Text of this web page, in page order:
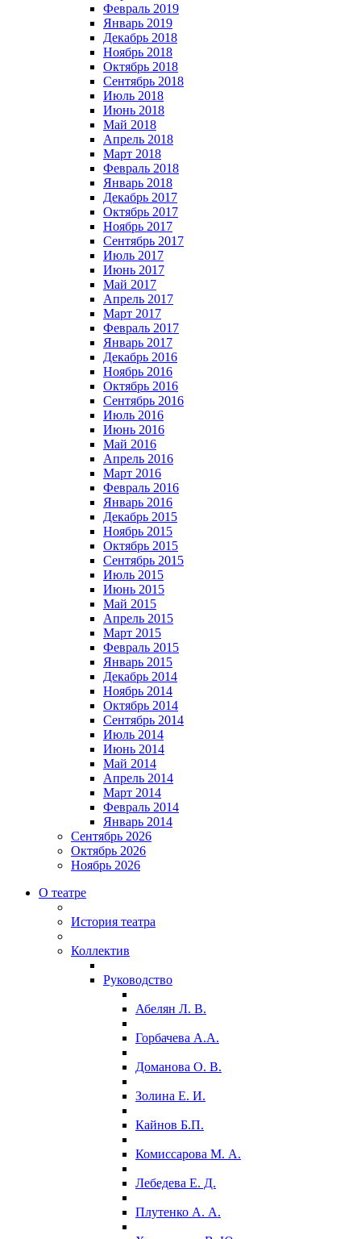
Февраль 2019
Январь 2019
Декабрь 2018
Ноябрь 2018
Октябрь 2018
Сентябрь 2018
Июль 2018
Июнь 2018
Май 2018
Апрель 2018
Март 2018
Февраль 2018
Январь 2018
Декабрь 2017
Октябрь 2017
Ноябрь 2017
Сентябрь 2017
Июль 2017
Июнь 2017
Май 2017
Апрель 2017
Март 2017
Февраль 2017
Январь 2017
Декабрь 2016
Ноябрь 2016
Октябрь 2016
Сентябрь 2016
Июль 2016
Июнь 2016
Май 2016
Апрель 2016
Март 2016
Февраль 2016
Январь 2016
Декабрь 2015
Ноябрь 2015
Октябрь 2015
Сентябрь 2015
Июль 2015
Июнь 2015
Май 2015
Апрель 2015
Март 2015
Февраль 2015
Январь 2015
Декабрь 2014
Ноябрь 2014
Октябрь 2014
Сентябрь 2014
Июль 2014
Июнь 2014
Май 2014
Апрель 2014
Март 2014
Февраль 2014
Январь 2014
Сентябрь 2026
Октябрь 2026
Ноябрь 2026
О театре
История театра
Коллектив
Руководство
Абелян Л. В.
Горбачева А.А.
Доманова О. В.
Золина Е. И.
Кайнов Б.П.
Комиссарова М. А.
Лебедева Е. Д.
Плутенко А. А.